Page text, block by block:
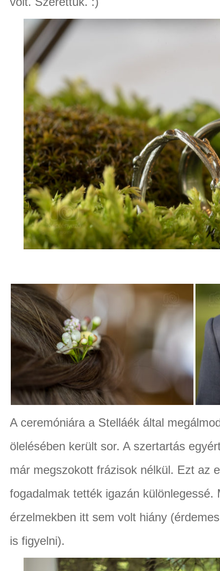
A ceremóniára a Stelláék által
ölelésében került sor. A szertartás
már megszokott frázisok nélkül. Ezt az
fogadalmak tették igazán különlegessé.
érzelmekben itt sem volt hiány
is figyelni).